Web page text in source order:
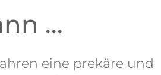
...
eine prekäre und